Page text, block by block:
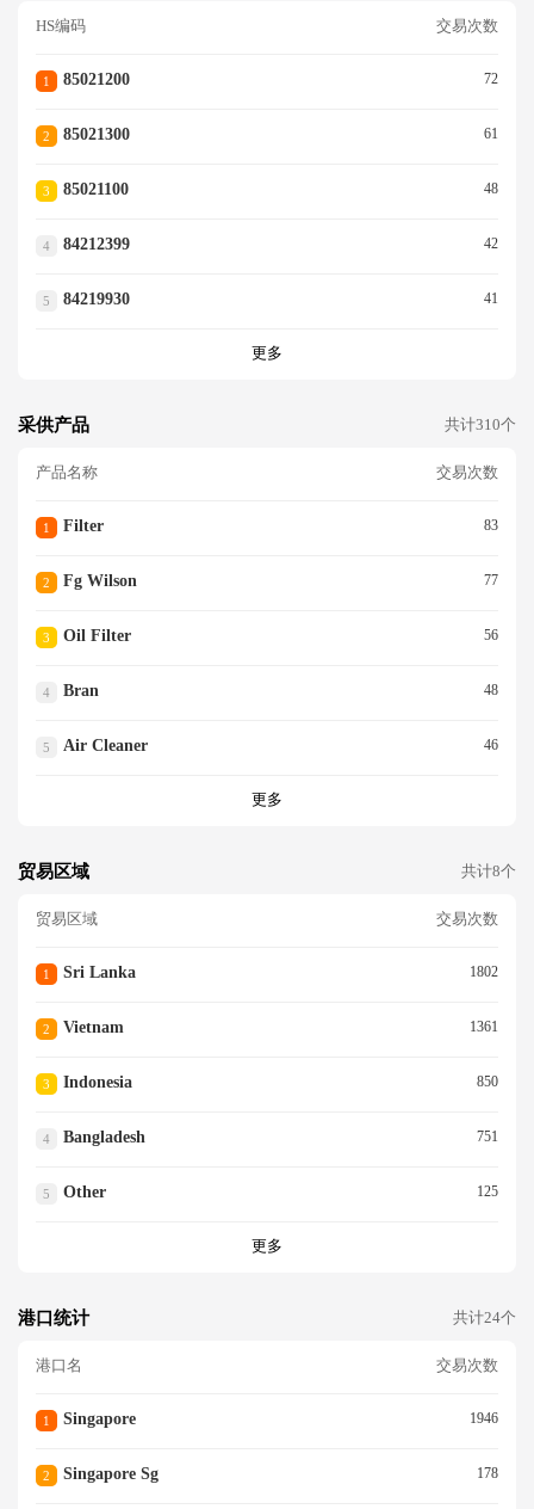
HS编码 交易次数
1 85021200 72
2 85021300 61
3 85021100 48
4 84212399 42
5 84219930 41
更多
采供产品 共计310个
产品名称 交易次数
1 Filter 83
2 Fg Wilson 77
3 Oil Filter 56
4 Bran 48
5 Air Cleaner 46
更多
贸易区域 共计8个
贸易区域 交易次数
1 Sri Lanka 1802
2 Vietnam 1361
3 Indonesia 850
4 Bangladesh 751
5 Other 125
更多
港口统计 共计24个
港口名 交易次数
1 Singapore 1946
2 Singapore Sg 178